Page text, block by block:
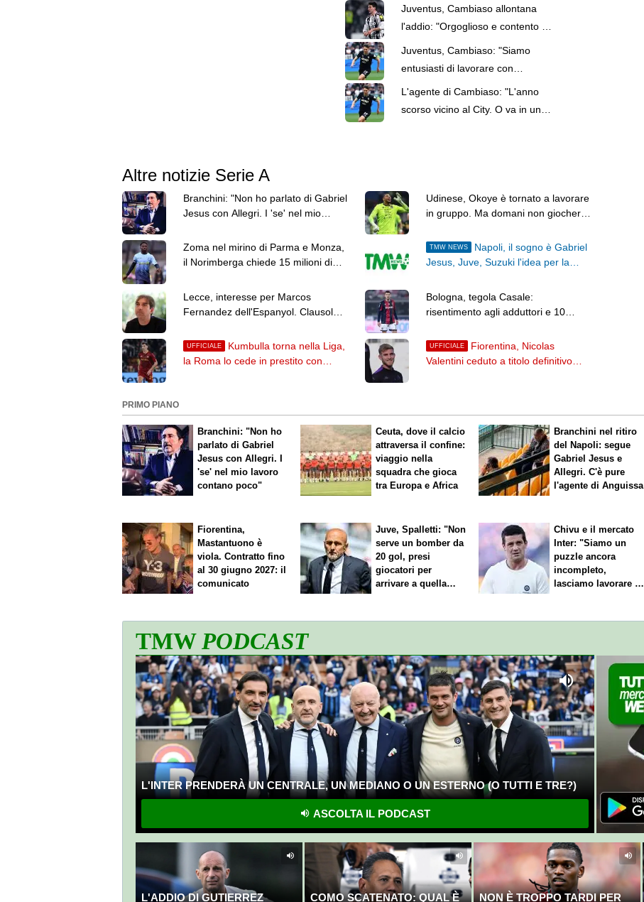
Juventus, Cambiaso allontana
l'addio: "Orgoglioso e contento di
Juventus, Cambiaso: "Siamo
entusiasti di lavorare con
Spalletti"
L'agente di Cambiaso: "L'anno
scorso vicino al City. O va in una
Altre notizie Serie A
Branchini: "Non ho parlato di Gabriel
Jesus con Allegri. I 'se' nel mio
Udinese, Okoye è tornato a lavorare
in gruppo. Ma domani non giocherà
Zoma nel mirino di Parma e Monza,
il Norimberga chiede 15 milioni di
TMW NEWS
Napoli, il sogno è Gabriel
Jesus, Juve, Suzuki l'idea per la
Lecce, interesse per Marcos
Fernandez dell'Espanyol. Clausola
Bologna, tegola Casale:
risentimento agli adduttori e 10
UFFICIALE
Kumbulla torna nella Liga,
la Roma lo cede in prestito con
UFFICIALE
Fiorentina, Nicolas
Valentini ceduto a titolo definitivo
PRIMO PIANO
Branchini: "Non ho
parlato di Gabriel
Jesus con Allegri. I
'se' nel mio lavoro
contano poco"
Ceuta, dove il calcio
attraversa il confine:
viaggio nella
squadra che gioca
tra Europa e Africa
Branchini nel ritiro
del Napoli: segue
Gabriel Jesus e
Allegri. C'è pure
l'agente di Anguissa
Fiorentina,
Mastantuono è
viola. Contratto fino
al 30 giugno 2027: il
comunicato
Juve, Spalletti: "Non
serve un bomber da
20 gol, presi
giocatori per
arrivare a quella
Chivu e il mercato
Inter: "Siamo un
puzzle ancora
incompleto,
lasciamo lavorare i
TMWPODCAST
L'INTER PRENDERÀ UN CENTRALE, UN MEDIANO O UN ESTERNO (O TUTTI E TRE?)
ASCOLTA IL PODCAST
L'ADDIO DI GUTIERREZ COMO SCATENATO: QUAL È NON È TROPPO TARDI PER